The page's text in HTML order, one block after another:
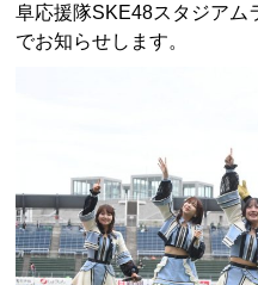
阜応援隊SKE48スタジアム
でお知らせします。